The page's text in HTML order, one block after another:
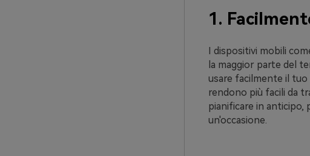
1.
I dispositivi mobili
la maggior parte del
usare facilmente il tuo
rendono più facili da
pianificare in anticipo,
un'occasione.